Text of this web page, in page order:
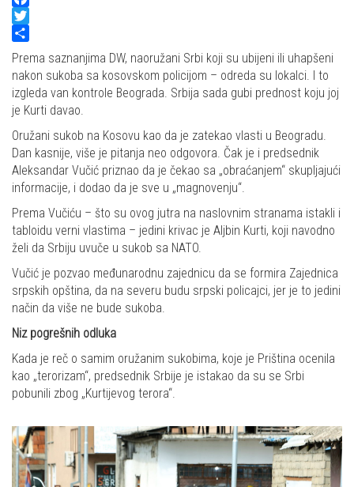
Facebook
Twitter
Share
Prema saznanjima DW, naoružani Srbi koji su ubijeni ili uhapšeni
nakon sukoba sa kosovskom policijom – odreda su lokalci. I to
izgleda van kontrole Beograda. Srbija sada gubi prednost koju joj
je Kurti davao.
Oružani sukob na Kosovu kao da je zatekao vlasti u Beogradu.
Dan kasnije, više je pitanja neo odgovora. Čak je i predsednik
Aleksandar Vučić priznao da je čekao sa „obraćanjem“ skupljajući
informacije, i dodao da je sve u „magnovenju“.
Prema Vučiću – što su ovog jutra na naslovnim stranama istakli i
tabloidu verni vlastima – jedini krivac je Aljbin Kurti, koji navodno
želi da Srbiju uvuče u sukob sa NATO.
Vučić je pozvao međunarodnu zajednicu da se formira Zajednica
srpskih opština, da na severu budu srpski policajci, jer je to jedini
način da više ne bude sukoba.
Niz pogrešnih odluka
Kada je reč o samim oružanim sukobima, koje je Priština ocenila
kao „terorizam“, predsednik Srbije je istakao da su se Srbi
pobunili zbog „Kurtijevog terora“.